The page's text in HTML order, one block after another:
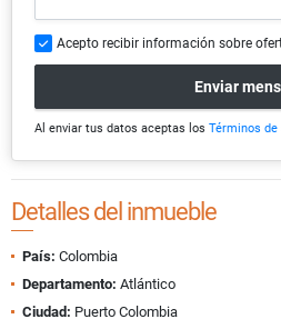
Acepto recibir información sobre
Enviar
Al enviar tus datos aceptas los Términos de
Detalles del inmueble
País: Colombia
Departamento: Atlántico
Ciudad: Puerto Colombia